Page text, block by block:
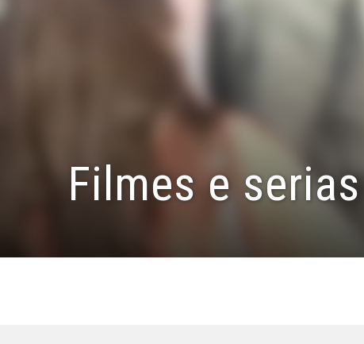
Filmes e serias